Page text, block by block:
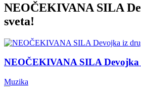
NEOČEKIVANA SILA
sveta!
NEOČEKIVANA SILA Devojka
Muzika